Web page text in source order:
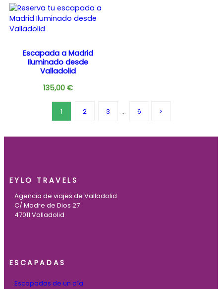
Escapada a Madrid
Iluminado desde
Valladolid
135,00 €
1 2 3 … 6
EYLO TRAVELS
Agencia de viajes de Valladolid
C/ Madre de Dios 27
47011 Valladolid
ESCAPADAS
Escapadas de un día